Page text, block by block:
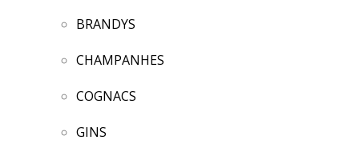
BRANDYS
CHAMPANHES
COGNACS
GINS